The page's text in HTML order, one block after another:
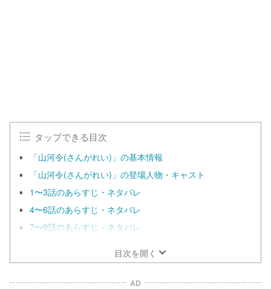
タップできる目次
「山河令(さんがれい)」の基本情報
「山河令(さんがれい)」の登場人物・キャスト
1〜3話のあらすじ・ネタバレ
4〜6話のあらすじ・ネタバレ
7〜9話のあらすじ・ネタバレ
目次を開く
AD